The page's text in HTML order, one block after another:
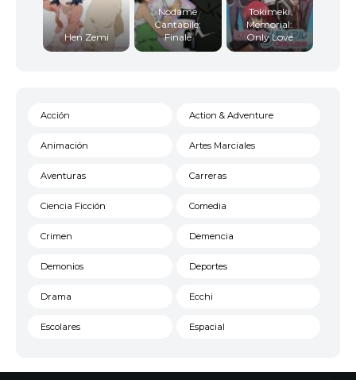
Hen Zemi
Nodame
Cantabile:
Finale
Tokimeki
Memorial:
Only Love
Acción Action & Adventure
Animación Artes Marciales
Aventuras Carreras
Ciencia Ficción Comedia
Crimen Demencia
Demonios Deportes
Drama Ecchi
Escolares Espacial